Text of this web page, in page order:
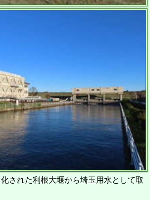
された利根大堰から埼玉用水として取